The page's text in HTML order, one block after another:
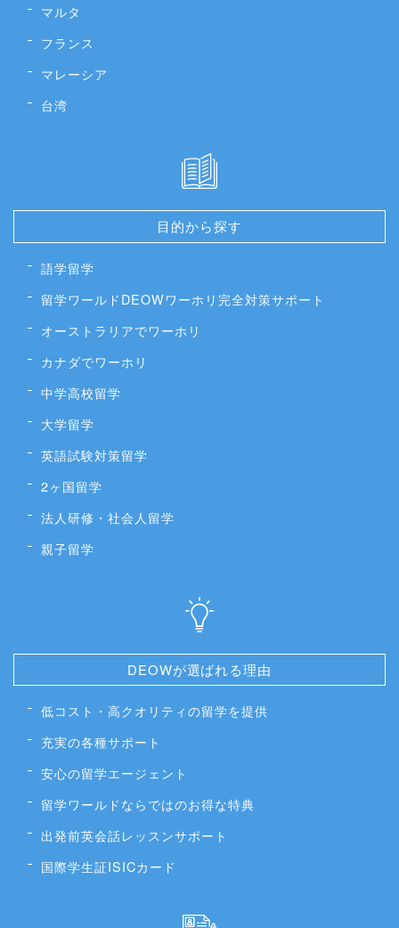
マルタ
フランス
マレーシア
台湾
目的から探す
語学留学
留学ワールドDEOWワーホリ完全対策サポート
オーストラリアでワーホリ
カナダでワーホリ
中学高校留学
大学留学
英語試験対策留学
2ヶ国留学
法人研修・社会人留学
親子留学
DEOWが選ばれる理由
低コスト・高クオリティの留学を提供
充実の各種サポート
安心の留学エージェント
留学ワールドならではのお得な特典
出発前英会話レッスンサポート
国際学生証ISICカード